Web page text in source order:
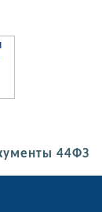
44ФЗ